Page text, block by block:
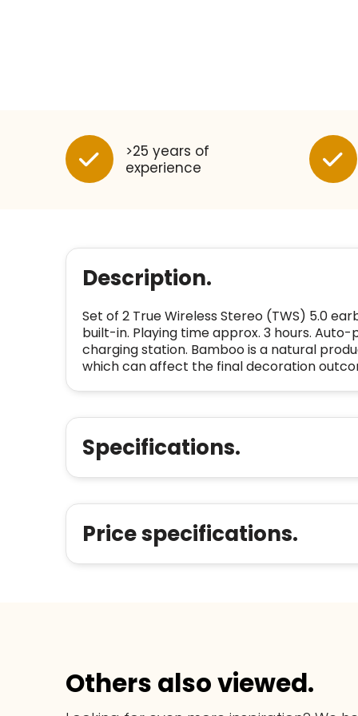
>25 years of
experience
Description.
Set of 2 True Wireless Stereo (TWS) 5.0
built-in. Playing time approx. 3 hours. Auto-
charging station. Bamboo is a natural
which can affect the final decoration
Specifications.
Price specifications.
Others also viewed.